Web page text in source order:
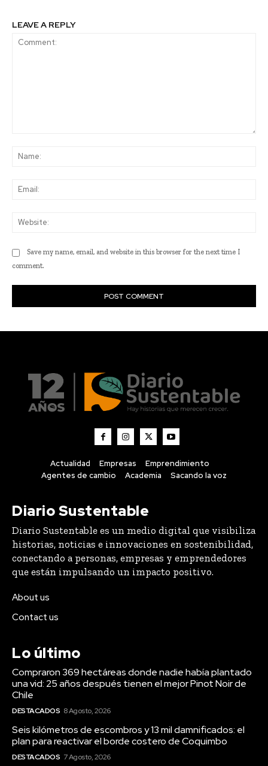
Actualidad Empresas
Emprendimiento
Agentes de cambio
Academia Sacando la voz
Diario Sustentable
Diario Sustentable es un medio digital que visibiliza
historias, noticias e innovaciones en sostenibilidad,
conectando a personas, empresas y emprendedores
que están impulsando un impacto positivo.
About us
Contact us
Lo último
Compraron 369 hectáreas donde nadie había plantado
una vid: 25 años después tienen el mejor Pinot Noir de
Chile
DESTACADOS 8 Agosto, 2026
Seis kilómetros de escombros y 13 mil damnificados: el
plan para reactivar el borde costero de Coquimbo
DESTACADOS 7 Agosto, 2026